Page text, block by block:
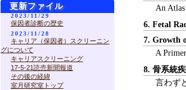
An
6. Fetal
7. Growth
A
8. 骨系統
言わず
更新ファイル
2023/11/29
保因者診断の歴史
2023/11/28
キャリア（保因者）スクリーニン
グについて
キャリアスクリーニング
17-5-21読売新聞報道
その後の経緯
室月研究室トップ